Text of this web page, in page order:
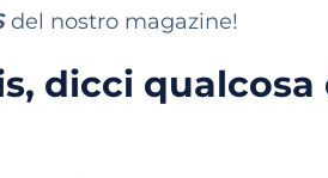
del nostro magazine!
dicci